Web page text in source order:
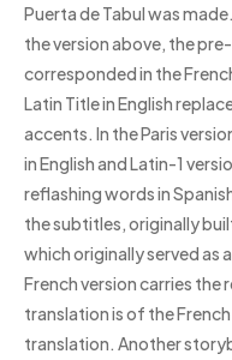
Puerta de Tabul was
the version above, the
corresponded in the
Latin Title in English
accents. In the Paris
in English and Latin-1
reflashing words in
the subtitles, originally
which originally served as
French version carries the
translation is of the
translation. Another